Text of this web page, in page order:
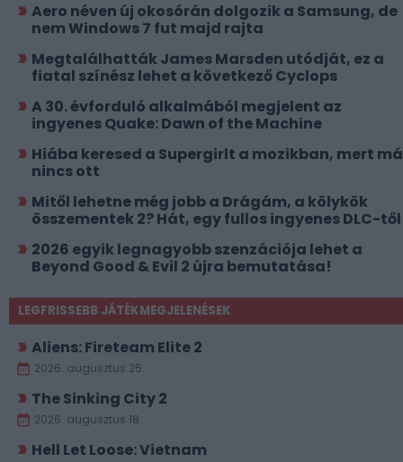
Aero néven új okosórán dolgozik a Samsung, de
nem Windows 7 fut majd rajta
Megtalálhatták James Marsden utódját, ez a
fiatal színész lehet a következő Cyclops
A 30. évforduló alkalmából megjelent az
ingyenes Quake: Dawn of the Machine
Hiába keresed a Supergirlt a mozikban, mert
nincs ott
Mitől lehetne még jobb a Drágám, a kölykök
összementek 2? Hát, egy fullos ingyenes DLC-
2026 egyik legnagyobb szenzációja lehet a
Beyond Good & Evil 2 újra bemutatása!
LEGFRISSEBB JÁTÉKMEGJELENÉSEK
Aliens: Fireteam Elite 2
2026. augusztus 25.
The Sinking City 2
2026. augusztus 18.
Hell Let Loose: Vietnam